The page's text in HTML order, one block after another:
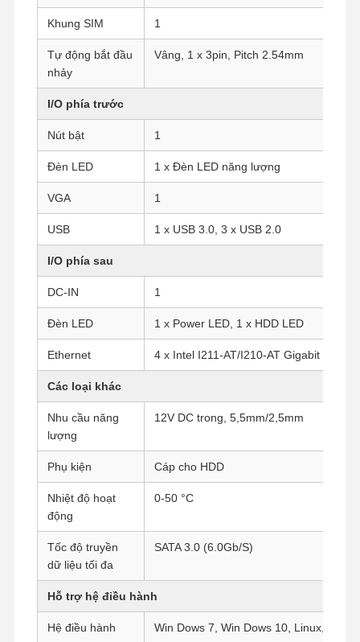
Nhà Sản Phẩm
Về Chúng
Tôi
Tham Quan
Nhà Máy
Kiểm Soát
Chất Lượng
Liên Hệ
Chúng Tôi
Nói Chuyện
Ngay.
Máy tính mini công nghiệp
Máy tính gắn rack 1U
Máy tính mini POE
NAS Mini PC
Celeron Mini PC
Core Mini PC
Máy tính mini văn phòng
Khung SIM 1
Tự động bắt đầu
nhảy
Vâng, 1 x 3pin, Pitch 2.54mm
I/O phía trước
Nút bật 1
Đèn LED 1 x Đèn LED năng lượng
VGA 1
USB 1 x USB 3.0, 3 x USB 2.0
I/O phía sau
DC-IN 1
Đèn LED 1 x Power LED, 1 x HDD LED
Ethernet 4 x Intel I211-AT/I210-AT Gigabit LAN
Các loại khác
Nhu cầu năng
lượng
12V DC trong, 5,5mm/2,5mm
Phụ kiện Cáp cho HDD
Nhiệt độ hoạt
động
0-50 °C
Tốc độ truyền
dữ liệu tối đa
SATA 3.0 (6.0Gb/S)
Hỗ trợ hệ điều hành
Hệ điều hành Win Dows 7, Win Dows 10, Linux,